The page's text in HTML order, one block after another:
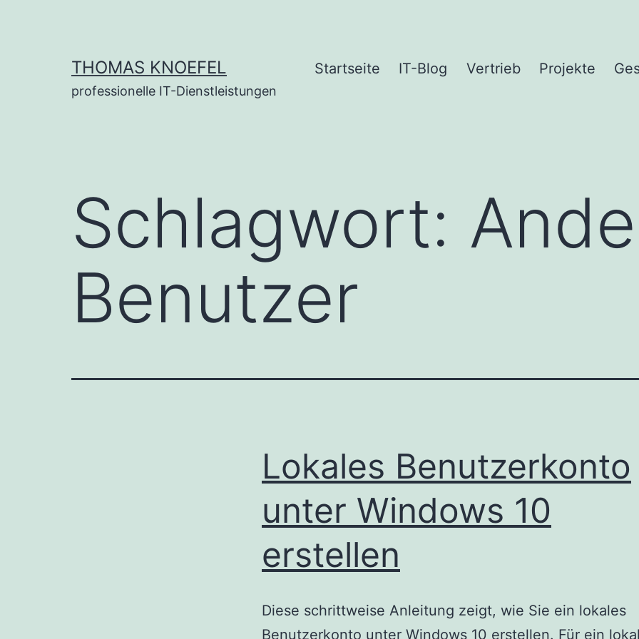
THOMAS KNOEFEL
professionelle IT-Dienstleistungen
Startseite IT-Blog Vertrieb Projekte
Schlagwort:
Benutzer
Lokales Benutzerkonto
unter Windows 10
erstellen
Diese schrittweise Anleitung zeigt, wie Sie ein lokales
Benutzerkonto unter Windows 10 erstellen. Für ein